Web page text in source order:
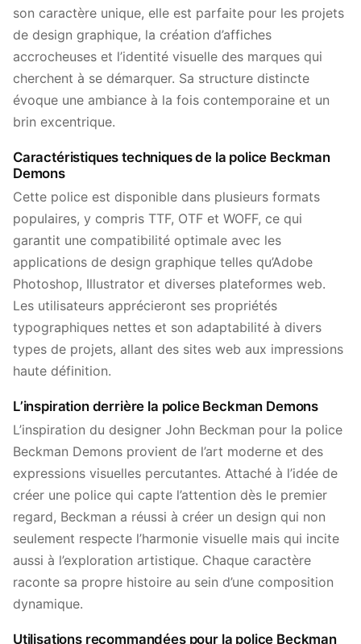
son caractère unique, elle est parfaite pour les projets
de design graphique, la création d’affiches
accrocheuses et l’identité visuelle des marques qui
cherchent à se démarquer. Sa structure distincte
évoque une ambiance à la fois contemporaine et un
brin excentrique.
Caractéristiques techniques de la police Beckman
Demons
Cette police est disponible dans plusieurs formats
populaires, y compris TTF, OTF et WOFF, ce qui
garantit une compatibilité optimale avec les
applications de design graphique telles qu’Adobe
Photoshop, Illustrator et diverses plateformes web.
Les utilisateurs apprécieront ses propriétés
typographiques nettes et son adaptabilité à divers
types de projets, allant des sites web aux impressions
haute définition.
L’inspiration derrière la police Beckman Demons
L’inspiration du designer John Beckman pour la police
Beckman Demons provient de l’art moderne et des
expressions visuelles percutantes. Attaché à l’idée de
créer une police qui capte l’attention dès le premier
regard, Beckman a réussi à créer un design qui non
seulement respecte l’harmonie visuelle mais qui incite
aussi à l’exploration artistique. Chaque caractère
raconte sa propre histoire au sein d’une composition
dynamique.
Utilisations recommandées pour la police Beckman